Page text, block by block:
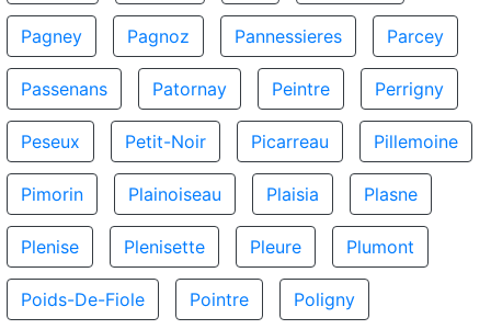
Pagney Pagnoz Pannessieres Parcey
Passenans Patornay Peintre Perrigny
Peseux Petit-Noir Picarreau Pillemoine
Pimorin Plainoiseau Plaisia Plasne
Plenise Plenisette Pleure Plumont
Poids-De-Fiole Pointre Poligny